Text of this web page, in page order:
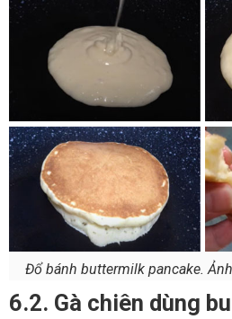
Đổ bánh buttermilk pancake.
6.2. Gà chiên dùng